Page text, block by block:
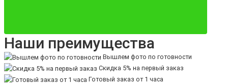
Наши преимущества
Вышлем фото по готовности
Скидка 5% на первый заказ
Готовый заказ от 1 часа